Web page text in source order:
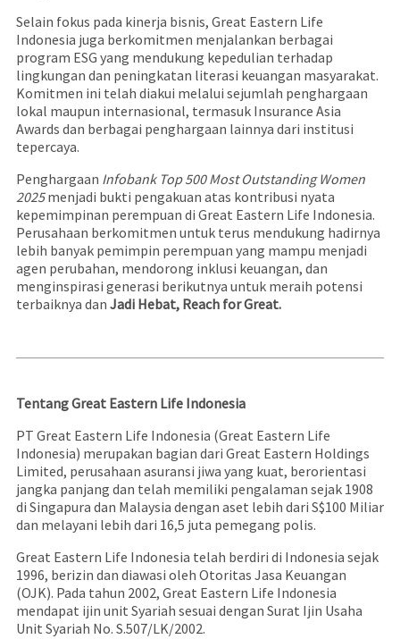
Selain fokus pada kinerja bisnis, Great Eastern Life
Indonesia juga berkomitmen menjalankan berbagai
program ESG yang mendukung kepedulian terhadap
lingkungan dan peningkatan literasi keuangan masyarakat.
Komitmen ini telah diakui melalui sejumlah penghargaan
lokal maupun internasional, termasuk Insurance Asia
Awards dan berbagai penghargaan lainnya dari institusi
tepercaya.
Penghargaan Infobank Top 500 Most Outstanding Women
2025menjadi bukti pengakuan atas kontribusi nyata
kepemimpinan perempuan di Great Eastern Life Indonesia.
Perusahaan berkomitmen untuk terus mendukung hadirnya
lebih banyak pemimpin perempuan yang mampu menjadi
agen perubahan, mendorong inklusi keuangan, dan
menginspirasi generasi berikutnya untuk meraih potensi
terbaiknya dan Jadi Hebat, Reach for Great.
Tentang Great Eastern Life Indonesia
PT Great Eastern Life Indonesia (Great Eastern Life
Indonesia) merupakan bagian dari Great Eastern Holdings
Limited, perusahaan asuransi jiwa yang kuat, berorientasi
jangka panjang dan telah memiliki pengalaman sejak 1908
di Singapura dan Malaysia dengan aset lebih dari S$100 Miliar
dan melayani lebih dari 16,5 juta pemegang polis.
Great Eastern Life Indonesia telah berdiri di Indonesia sejak
1996, berizin dan diawasi oleh Otoritas Jasa Keuangan
(OJK). Pada tahun 2002, Great Eastern Life Indonesia
mendapat ijin unit Syariah sesuai dengan Surat Ijin Usaha
Unit Syariah No. S.507/LK/2002.